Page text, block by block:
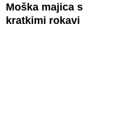
Moška majica s
kratkimi rokavi